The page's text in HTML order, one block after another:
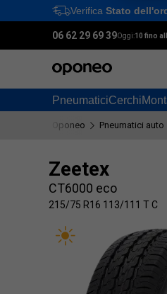
Verifica Stato
06 62 29 69 39Oggi:10 fino
PneumaticiCerchi
Oponeo Pneumatici auto
Zeetex
CT6000 eco
215/75 R16 113/111 T C